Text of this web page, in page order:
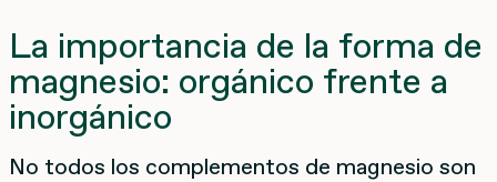
La importancia de la forma de
magnesio: orgánico frente a
inorgánico
No todos los complementos de magnesio son